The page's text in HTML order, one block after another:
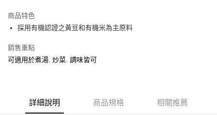
運送方式
•冷藏宅配
每筆NT$300
商品特色
採用有機認證之黃豆和有機米為主原料
銷售重點
可適用於煮湯. 炒菜. 調味皆可
詳細說明 商品規格 相關推薦